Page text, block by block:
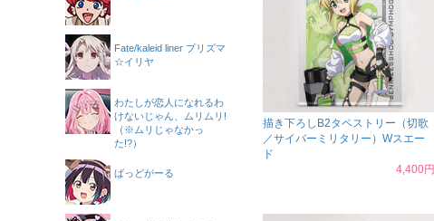
描き下ろしB2タペストリー（切歌
／サイバーミリタリー）Wスエー
ド
4,400円
Fate/kaleid liner プリズマ
☆イリヤ
わたしが恋人になれるわ
けないじゃん、ムリムリ!
（※ムリじゃなかっ
た!?）
ばっどがーる